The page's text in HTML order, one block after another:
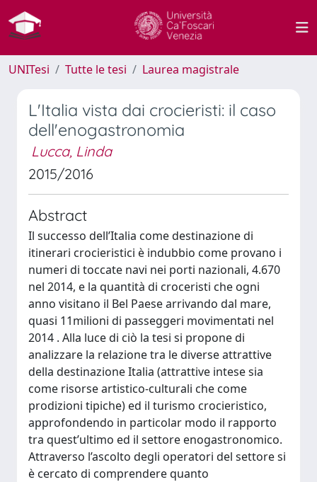
UNITesi Tutte le tesi Laurea magistrale
L'Italia vista dai crocieristi: il caso
dell'enogastronomia
Lucca, Linda
2015/2016
Abstract
Il successo dell’Italia come destinazione di
itinerari crocieristici è indubbio come provano i
numeri di toccate navi nei porti nazionali, 4.670
nel 2014, e la quantità di croceristi che ogni
anno visitano il Bel Paese arrivando dal mare,
quasi 11milioni di passeggeri movimentati nel
2014 . Alla luce di ciò la tesi si propone di
analizzare la relazione tra le diverse attrattive
della destinazione Italia (attrattive intese sia
come risorse artistico-culturali che come
prodizioni tipiche) ed il turismo crocieristico,
approfondendo in particolar modo il rapporto
tra quest’ultimo ed il settore enogastronomico.
Attraverso l’ascolto degli operatori del settore si
è cercato di comprendere quanto